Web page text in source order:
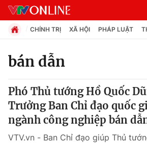
Chuyên mục
Chính trị
CHÍNH TRỊ XÃ HỘI PHÁP LUẬT
bán dẫn
Phó Thủ tướng Hồ Quốc
Trưởng Ban Chỉ đạo quốc
ngành công nghiệp bán
VTV.vn - Ban Chỉ đạo giúp Thủ